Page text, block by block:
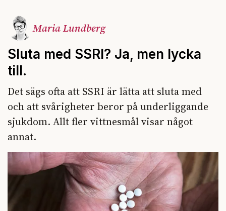
Maria Lundberg
Sluta med SSRI? Ja, men lycka
till.
Det sägs ofta att SSRI är lätta att sluta med
och att svårigheter beror på underliggande
sjukdom. Allt fler vittnesmål visar något
annat.